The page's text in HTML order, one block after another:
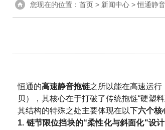
您现在的位置： 首页 > 新闻中心 > 恒通静
恒通的高速静音拖链之所以能在高速运行
贝），其核心在于打破了传统拖链“硬塑
其结构的特殊之处主要体现在以下六个核
1. 链节限位挡块的“柔性化与斜面化"设计